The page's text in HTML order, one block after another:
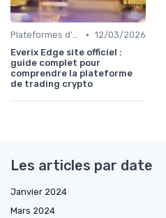
Plateformes d'échange et portefeuilles • 12/03/2026
Everix Edge site officiel :
guide complet pour
comprendre la plateforme
de trading crypto
Les articles par date
Janvier 2024
Mars 2024